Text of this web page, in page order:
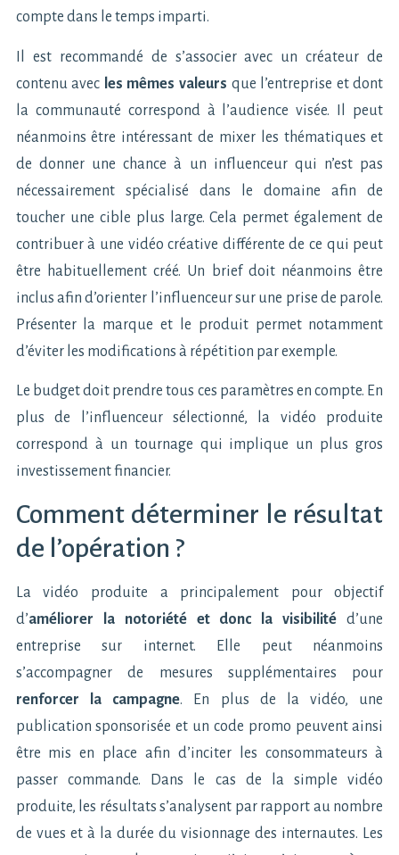
compte dans le temps imparti.
Il est recommandé de s’associer avec un créateur de
contenu avec les mêmes valeurs que l’entreprise et dont
la communauté correspond à l’audience visée. Il peut
néanmoins être intéressant de mixer les thématiques et
de donner une chance à un influenceur qui n’est pas
nécessairement spécialisé dans le domaine afin de
toucher une cible plus large. Cela permet également de
contribuer à une vidéo créative différente de ce qui peut
être habituellement créé. Un brief doit néanmoins être
inclus afin d’orienter l’influenceur sur une prise de parole.
Présenter la marque et le produit permet notamment
d’éviter les modifications à répétition par exemple.
Le budget doit prendre tous ces paramètres en compte. En
plus de l’influenceur sélectionné, la vidéo produite
correspond à un tournage qui implique un plus gros
investissement financier.
Comment déterminer le résultat
de l’opération ?
La vidéo produite a principalement pour objectif
d’améliorer la notoriété et donc la visibilité d’une
entreprise sur internet. Elle peut néanmoins
s’accompagner de mesures supplémentaires pour
renforcer la campagne. En plus de la vidéo, une
publication sponsorisée et un code promo peuvent ainsi
être mis en place afin d’inciter les consommateurs à
passer commande. Dans le cas de la simple vidéo
produite, les résultats s’analysent par rapport au nombre
de vues et à la durée du visionnage des internautes. Les